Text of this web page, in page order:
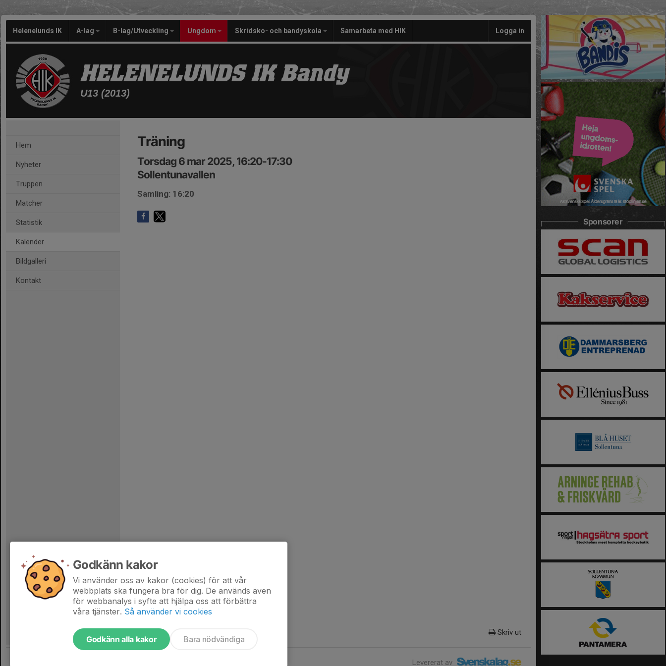
Helenelunds IK A-lag B-lag/Utveckling Ungdom Skridsko- och bandyskola Samarbeta med HIK Logga in
HELENELUNDS IK Bandy
U13 (2013)
Hem
Nyheter
Truppen
Matcher
Statistik
Kalender
Bildgalleri
Kontakt
Träning
Torsdag 6 mar 2025, 16:20-17:30
Sollentunavallen
Samling: 16:20
Skriv ut
Levererat av
Sponsorer
Godkänn kakor
Vi använder oss av kakor (cookies) för att vår
webbplats ska fungera bra för dig. De används även
för webbanalys i syfte att hjälpa oss att förbättra
våra tjänster. Så använder vi cookies
Godkänn alla kakor Bara nödvändiga